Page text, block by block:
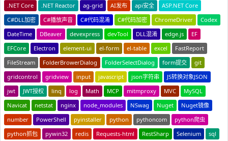
.NET Core .NET Reactor ag-grid AI发布 api安全
ASP.NET Core
C#DLL加密
C#播放声音 C#代码混淆 C#代码加密 ChromeDriver
Codex
DateTime
DBeaver devexpress devTool DLL混淆 edge.js
EF
EFCore
Electron element-ui el-form el-table excel
FastReport
FileStream
FolderBrowerDialog FolderSelectDialog form提交
git
gridcontrol
gridview input javascript json字符串
JS转换对象JSON
jwt
JWT授权 linq log Math MCP mitmproxy MVC
MySQL
Navicat
netstat nginx node_modules NSwag Nuget
Nuget镜像
number
PowerShell pyinstaller python pythoncom
python爬虫
python抓包
pywin32 redis Requests-html RestSharp Selenium
sql